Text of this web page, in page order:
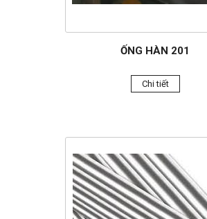
ỐNG HÀN 201
Chi tiết